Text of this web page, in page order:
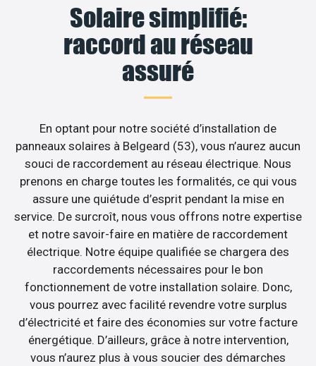
Solaire simplifié:
raccord au réseau
assuré
En optant pour notre société d’installation de
panneaux solaires à Belgeard (53), vous n’aurez aucun
souci de raccordement au réseau électrique. Nous
prenons en charge toutes les formalités, ce qui vous
assure une quiétude d’esprit pendant la mise en
service. De surcroît, nous vous offrons notre expertise
et notre savoir-faire en matière de raccordement
électrique. Notre équipe qualifiée se chargera des
raccordements nécessaires pour le bon
fonctionnement de votre installation solaire. Donc,
vous pourrez avec facilité revendre votre surplus
d’électricité et faire des économies sur votre facture
énergétique. D’ailleurs, grâce à notre intervention,
vous n’aurez plus à vous soucier des démarches